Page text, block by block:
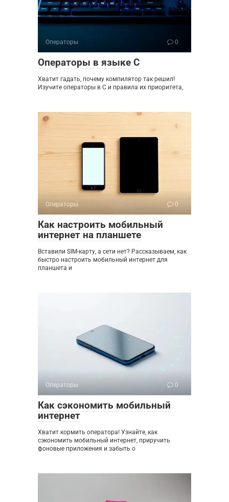
Операторы 0
Операторы в языке C
Хватит гадать, почему компилятор так решил!
Изучите операторы в C и правила их приоритета,
Операторы 0
Как настроить мобильный
интернет на планшете
Вставили SIM-карту, а сети нет? Рассказываем, как
быстро настроить мобильный интернет для
планшета и
Операторы 0
Как сэкономить мобильный
интернет
Хватит кормить оператора! Узнайте, как
сэкономить мобильный интернет, приручить
фоновые приложения и забыть о